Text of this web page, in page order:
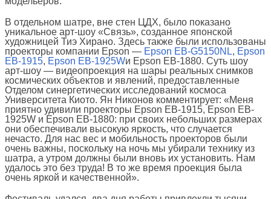
В отдельном шатре, вне стен ЦДХ, было показано
уникальное арт-шоу «Связь», созданное японской
художницей Тиэ Хирано. Здесь также были использованы
проекторы компании Epson — Epson EB-G5150NL, Epson
EB-1915, Epson EB-1925Wи Epson EB-1880. Суть шоу
арт-шоу — видеопроекция на шары реальных снимков
космических объектов и явлений, предоставленные
Отделом синергетических исследований космоса
Университета Киото. Ян Никонов комментирует: «Меня
приятно удивили проекторы Epson EB-1915, Epson EB-
1925W и Epson EB-1880: при своих небольших размерах
они обеспечивали высокую яркость, что случается
нечасто. Для нас вес и мобильность проекторов были
очень важны, поскольку на ночь мы убирали технику из
шатра, а утром должны были вновь их установить. Нам
удалось это без труда! В то же время проекция была
очень яркой и качественной».